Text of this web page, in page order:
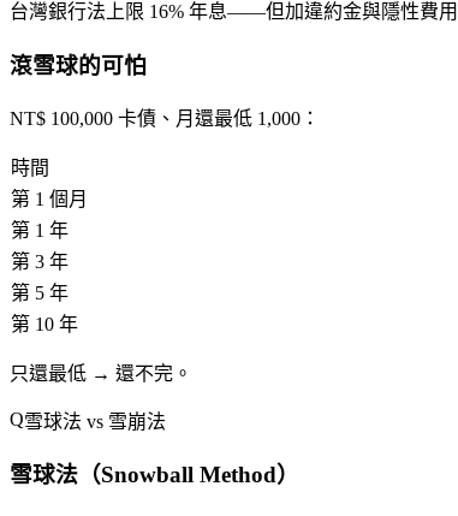
台灣銀行法上限 16% 年息——但加違約金與隱性費用
滾雪球的可怕
NT$ 100,000 卡債、月還最低 1,000：
時間
第 1 個月
第 1 年
第 3 年
第 5 年
第 10 年
只還最低 → 還不完 。
雪球法 vs 雪崩法
雪球法（Snowball Method）